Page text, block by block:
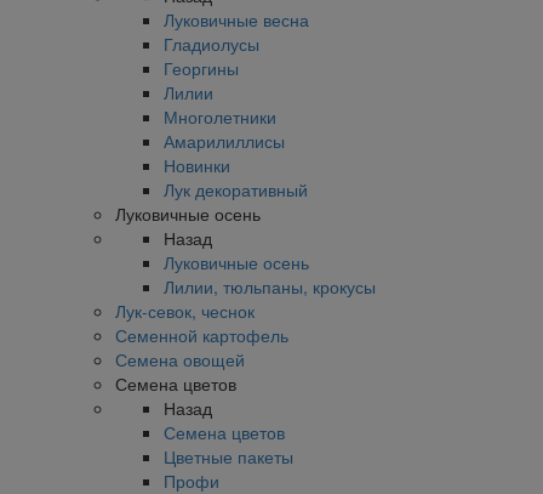
Луковичные весна
Гладиолусы
Георгины
Лилии
Многолетники
Амарилиллисы
Новинки
Лук декоративный
Луковичные осень
Назад
Луковичные осень
Лилии, тюльпаны, крокусы
Лук-севок, чеснок
Семенной картофель
Семена овощей
Семена цветов
Назад
Семена цветов
Цветные пакеты
Профи